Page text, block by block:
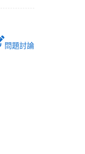
問題討論